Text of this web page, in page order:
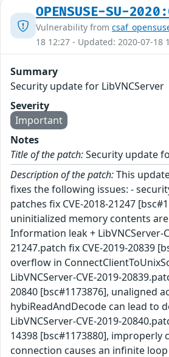
OPENSUSE-SU-
Vulnerability from
18 12:27 - Updated: 2020-07-18
Summary
Security update for LibVNCServer
Severity
Important
Notes
Title of the patch:Security update
Description of the patch:This
fixes the following issues: -
patches fix CVE-2018-21247
uninitialized memory contents
Information leak + LibVNCServer-
21247.patch fix CVE-2019-20839
overflow in
LibVNCServer-CVE-2019-
20840 [bsc#1173876], unaligned
hybiReadAndDecode can lead to
LibVNCServer-CVE-2019-
14398 [bsc#1173880], improperly
connection causes an infinite